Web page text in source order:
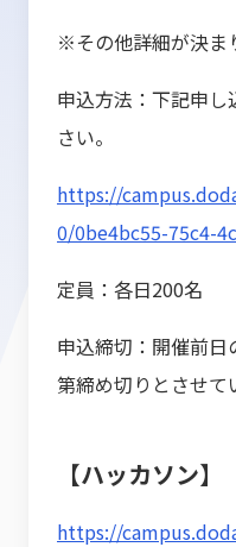
※その他詳細が決ま
申込方法：下記申
さい。
https://
0/0be4bc55-75c4-
定員：各日200名
申込締切：開催前
第締め切りとさせて
【ハッカソン】
https://